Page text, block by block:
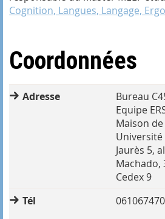
Cognition, Langues, Langage,
Coordonnées
Adresse
Bureau
Equipe
Maison
Université
Jaurès 5,
Machado,
Cedex 9
Tél